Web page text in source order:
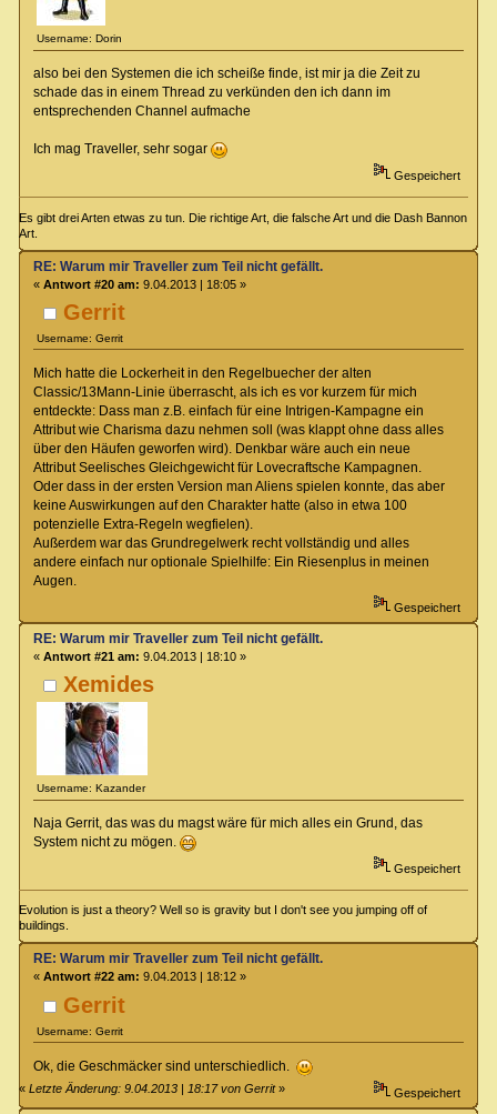
Username: Dorin
also bei den Systemen die ich scheiße finde, ist mir ja die Zeit zu
schade das in einem Thread zu verkünden den ich dann im
entsprechenden Channel aufmache
Ich mag Traveller, sehr sogar
Gespeichert
Es gibt drei Arten etwas zu tun. Die richtige Art, die falsche Art und die Dash Bannon
Art.
Gerrit
Username: Gerrit
RE: Warum mir Traveller zum Teil nicht gefällt.
« Antwort #20 am: 9.04.2013 | 18:05 »
Mich hatte die Lockerheit in den Regelbuecher der alten
Classic/13Mann-Linie überrascht, als ich es vor kurzem für mich
entdeckte: Dass man z.B. einfach für eine Intrigen-Kampagne ein
Attribut wie Charisma dazu nehmen soll (was klappt ohne dass alles
über den Häufen geworfen wird). Denkbar wäre auch ein neue
Attribut Seelisches Gleichgewicht für Lovecraftsche Kampagnen.
Oder dass in der ersten Version man Aliens spielen konnte, das aber
keine Auswirkungen auf den Charakter hatte (also in etwa 100
potenzielle Extra-Regeln wegfielen).
Außerdem war das Grundregelwerk recht vollständig und alles
andere einfach nur optionale Spielhilfe: Ein Riesenplus in meinen
Augen.
Gespeichert
Xemides
Username: Kazander
RE: Warum mir Traveller zum Teil nicht gefällt.
« Antwort #21 am: 9.04.2013 | 18:10 »
Naja Gerrit, das was du magst wäre für mich alles ein Grund, das
System nicht zu mögen.
Gespeichert
Evolution is just a theory? Well so is gravity but I don't see you jumping off of
buildings.
Gerrit
Username: Gerrit
RE: Warum mir Traveller zum Teil nicht gefällt.
« Antwort #22 am: 9.04.2013 | 18:12 »
Ok, die Geschmäcker sind unterschiedlich.
«Letzte Änderung: 9.04.2013 | 18:17 von Gerrit» Gespeichert